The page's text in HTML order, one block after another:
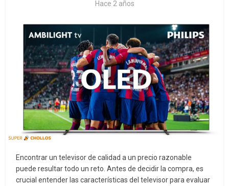
Hace 2 años
Encontrar un televisor de calidad a un precio razonable
puede resultar todo un reto. Antes de decidir la compra, es
crucial entender las características del televisor para evaluar